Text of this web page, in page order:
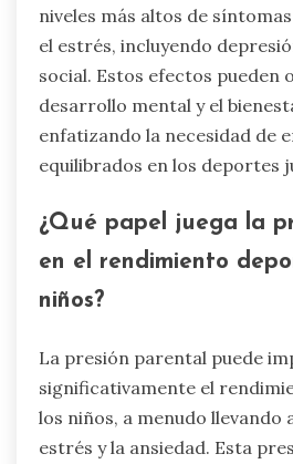
niveles más altos de
el estrés, incluyendo
social. Estos efectos pueden
desarrollo mental y el
enfatizando la necesidad de
equilibrados en los deportes
¿Qué papel juega la
en el rendimiento
niños?
La presión parental puede
significativamente el
los niños, a menudo llevando
estrés y la ansiedad. Esta